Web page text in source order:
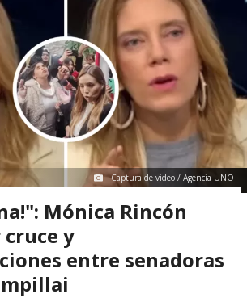
Captura de video / Agencia UNO
Mónica Rincón
y
entre senadoras